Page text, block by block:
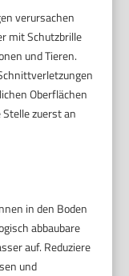
verursachen
mit Schutzbrille
und Tieren.
Oberflächen
zuerst an
in den Boden
abbaubare
auf. Reduziere
und